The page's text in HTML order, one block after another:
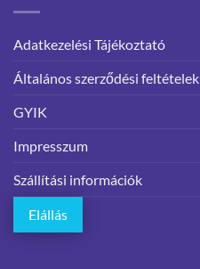
Adatkezelési Tájékoztató
Általános szerződési feltételek
GYIK
Impresszum
Szállítási információk
Elállás